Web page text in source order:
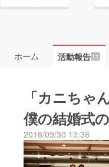
ホーム 活動報告11
「カニちゃ
僕の結婚式
2018/09/30 13:38